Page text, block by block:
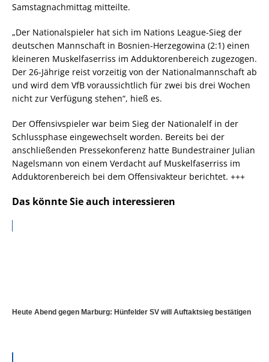
Samstagnachmittag mitteilte.
„Der Nationalspieler hat sich im Nations League-Sieg der
deutschen Mannschaft in Bosnien-Herzegowina (2:1) einen
kleineren Muskelfaserriss im Adduktorenbereich zugezogen.
Der 26-Jährige reist vorzeitig von der Nationalmannschaft ab
und wird dem VfB voraussichtlich für zwei bis drei Wochen
nicht zur Verfügung stehen“, hieß es.
Der Offensivspieler war beim Sieg der Nationalelf in der
Schlussphase eingewechselt worden. Bereits bei der
anschließenden Pressekonferenz hatte Bundestrainer Julian
Nagelsmann von einem Verdacht auf Muskelfaserriss im
Adduktorenbereich bei dem Offensivakteur berichtet. +++
Das könnte Sie auch interessieren
Heute Abend gegen Marburg: Hünfelder SV will Auftaktsieg bestätigen